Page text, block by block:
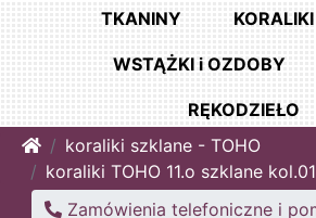
TKANINY
WSTĄŻKI i OZDOBY
RĘKODZIEŁO
Homekoraliki szklane - TOHO
koraliki TOHO 11.o szklane
Zamówienia telefoniczne i